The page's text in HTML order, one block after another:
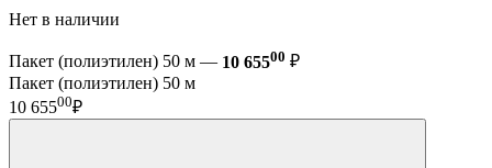
Нет в наличии
Пакет (полиэтилен) 50 м — 10 65500 ₽
Пакет (полиэтилен) 50 м
10 65500₽